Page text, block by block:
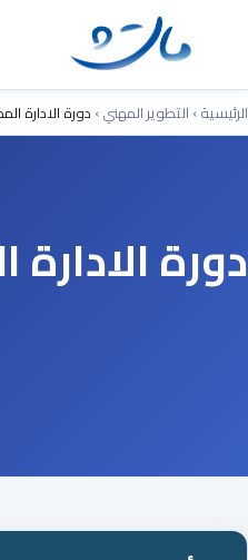
الرئيسية› التطوير المهني› دورة الادارة
دورة الادارة